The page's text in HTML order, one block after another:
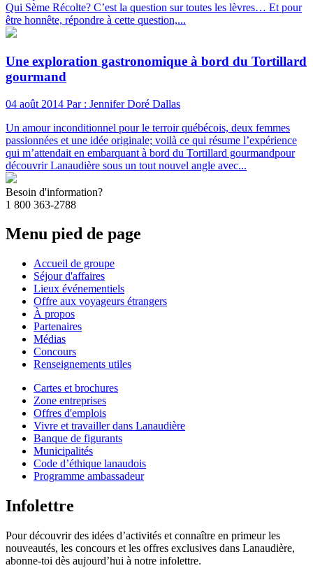
Qui Sème Récolte? C’est la question sur toutes les lèvres… Et pour
être honnête, répondre à cette question,...
Une exploration gastronomique à bord du Tortillard
gourmand
04 août 2014 Par : Jennifer Doré Dallas
Un amour inconditionnel pour le terroir québécois, deux femmes
passionnées et une idée originale; voilà ce qui résume l’expérience
qui m’attendait en embarquant à bord du Tortillard gourmandpour
découvrir Lanaudière sous un tout nouvel angle avec...
Besoin d'information?
1 800 363-2788
Menu pied de page
Accueil de groupe
Séjour d'affaires
Lieux événementiels
Offre aux voyageurs étrangers
À propos
Partenaires
Médias
Concours
Renseignements utiles
Cartes et brochures
Zone entreprises
Offres d'emplois
Vivre et travailler dans Lanaudière
Banque de figurants
Municipalités
Code d’éthique lanaudois
Programme ambassadeur
Infolettre
Pour découvrir des idées d’activités et connaître en primeur les
nouveautés, les concours et les offres exclusives dans Lanaudière,
abonne-toi dès aujourd’hui à notre infolettre.